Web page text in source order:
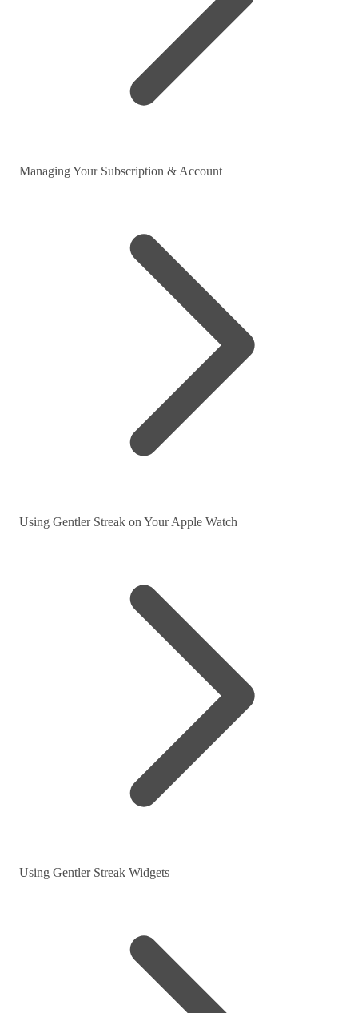
Managing Your Subscription & Account
Using Gentler Streak on Your Apple Watch
Using Gentler Streak Widgets